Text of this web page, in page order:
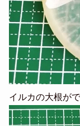
イルカの大根が